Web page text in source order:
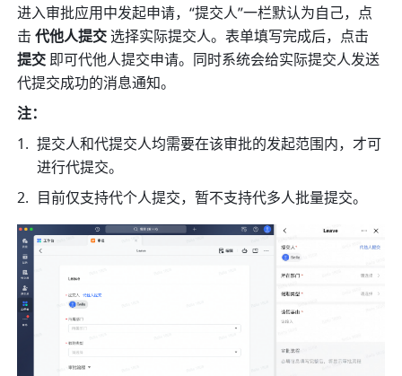
进入审批应用中发起申请，“提交人”一栏默认为自己，点
击 代他人提交
提交 即可代他人提交申请。同时系统会给实际提交人发送
代提交成功的消息通知。
注：
提交人和代提交人均需要在该审批的发起范围内，才可
进行代提交。
目前仅支持代个人提交，暂不支持代多人批量提交。